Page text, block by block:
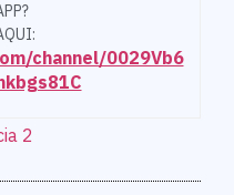
channel/0029Vb6